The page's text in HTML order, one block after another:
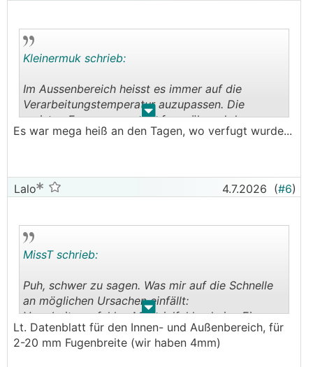
. .
Kleinermuk schrieb:
Im Aussenbereich heisst es immer auf die
Verarbeitungstemperatur auzupassen. Die
meisten Fugenmassen dürfen während der
Aushärtungsphase nicht über 30°C bekommen.
die Trocknungsphase noch einemal schneller.
Es war mega heiß an den Tagen, wo verfugt wurde...
Lalo 4.7.2026 (#6)
. .
MissT schrieb:
Puh, schwer zu sagen. Was mir auf die Schnelle
an möglichen Ursachen einfällt:
Verarbeitungsfehler, Materialfehler, keine Eignung
für den Außenbereich, Fugenbreite zu gering für
die gewählte Fugenmaße. Aber es gibt sicher
Lt. Datenblatt für den Innen- und Außenbereich, für
2-20 mm Fugenbreite (wir haben 4mm)